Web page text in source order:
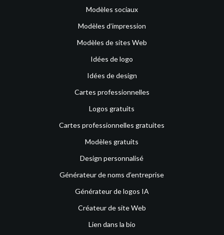
Modèles sociaux
Modèles d’impression
Modèles de sites Web
Idées de logo
Idées de design
Cartes professionnelles
Logos gratuits
Cartes professionnelles gratuites
Modèles gratuits
Design personnalisé
Générateur de noms d’entreprise
Générateur de logos IA
Créateur de site Web
Lien dans la bio